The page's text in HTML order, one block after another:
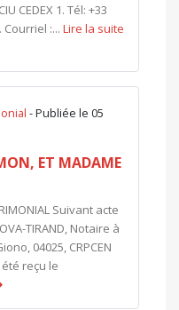
CEDEX 1. Tél: +33
Courriel :... Lire la suite
- Publiée le 05
ET MADAME
Suivant acte
TIRAND, Notaire à
04025, CRPCEN
été reçu le